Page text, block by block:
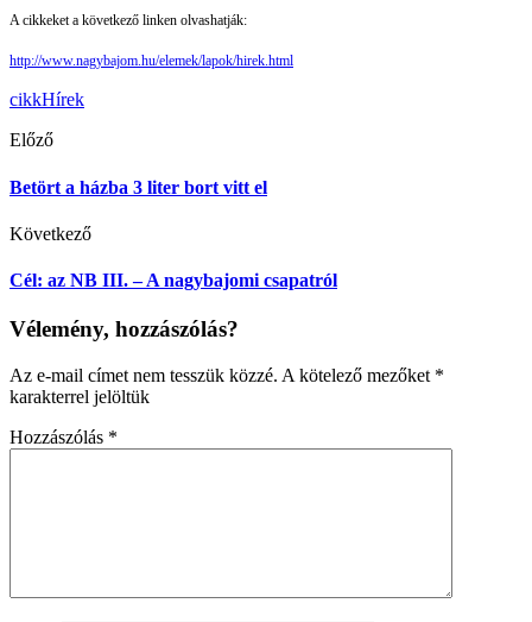
A cikkeket a következő linken olvashatják:
http://www.nagybajom.hu/elemek/lapok/hirek.html
cikkHírek
Előző
Betört a házba 3 liter bort vitt el
Következő
Cél: az NB III. – A nagybajomi csapatról
Vélemény, hozzászólás?
Az e-mail címet nem tesszük közzé. A kötelező mezőket *
karakterrel jelöltük
Hozzászólás *